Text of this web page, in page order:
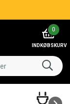
0
INDKØBSKURV